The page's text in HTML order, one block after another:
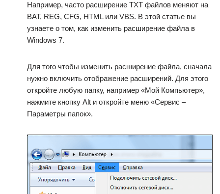
Например, часто расширение TXT файлов меняют на
BAT, REG, CFG, HTML или VBS. В этой статье вы
узнаете о том, как изменить расширение файла в
Windows 7.
Для того чтобы изменить расширение файла, сначала
нужно включить отображение расширений. Для этого
откройте любую папку, например «Мой Компьютер»,
нажмите кнопку Alt и откройте меню «Сервис –
Параметры папок».